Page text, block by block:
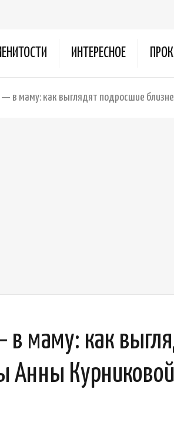
ИНТЕРЕСНОЕ
— в маму: как выглядят подросшие
маму: как
Анны